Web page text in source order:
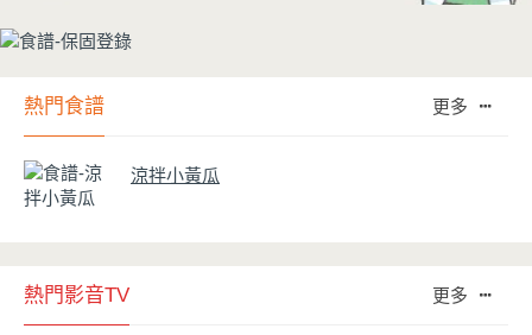
熱門食譜 更多
涼拌小黃瓜
熱門影音TV 更多